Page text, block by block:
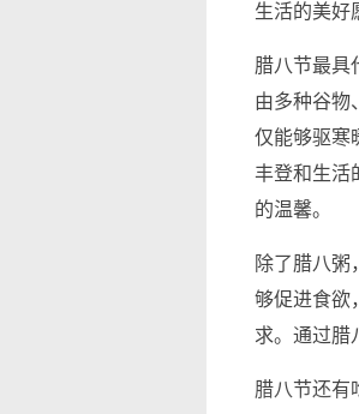
生活的美好
腊八节最具
由多种谷物
仅能够驱寒
丰登和生活
的温馨。
除了腊八粥
够促进食欲
求。通过腊
腊八节还有